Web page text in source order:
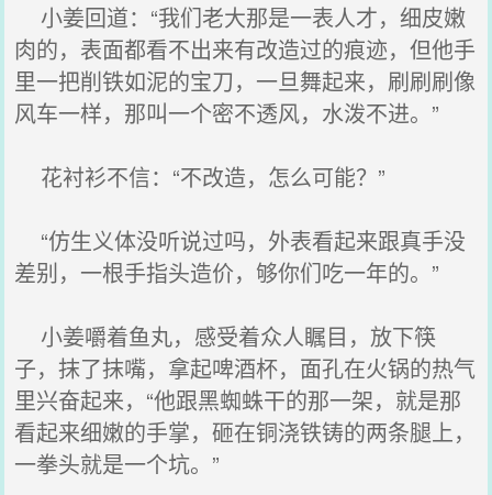
小姜回道：“我们老大那是一表人才，细皮嫩
肉的，表面都看不出来有改造过的痕迹，但他手
里一把削铁如泥的宝刀，一旦舞起来，刷刷刷像
风车一样，那叫一个密不透风，水泼不进。”
花衬衫不信：“不改造，怎么可能？”
“仿生义体没听说过吗，外表看起来跟真手没
差别，一根手指头造价，够你们吃一年的。”
小姜嚼着鱼丸，感受着众人瞩目，放下筷
子，抹了抹嘴，拿起啤酒杯，面孔在火锅的热气
里兴奋起来，“他跟黑蜘蛛干的那一架，就是那
看起来细嫩的手掌，砸在铜浇铁铸的两条腿上，
一拳头就是一个坑。”